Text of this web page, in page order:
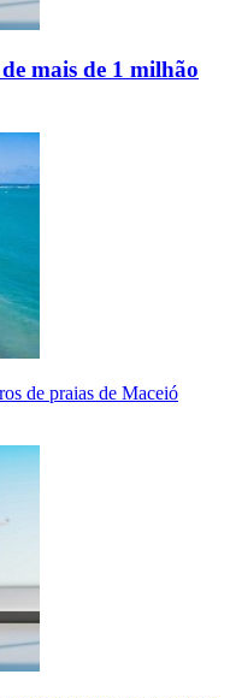
mais de 1 milhão
de praias de Maceió